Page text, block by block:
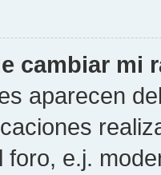
cambiar mi
aparecen
foro, e.j.